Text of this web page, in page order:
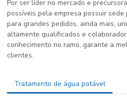
Por ser líder no mercado e
possíveis pela empresa possuir
para grandes pedidos, ainda mais,
altamente qualificados e
conhecimento no ramo, garante a
clientes.
Tratamento de água potável